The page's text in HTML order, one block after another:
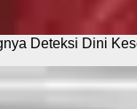
Deteksi Dini